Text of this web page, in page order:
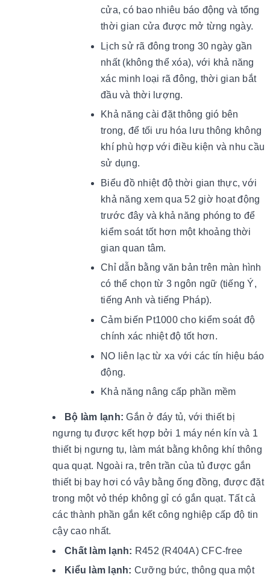
cửa, có bao nhiêu báo động và tổng
thời gian cửa được mở từng ngày.
Lịch sử rã đông trong 30 ngày gần
nhất (không thể xóa), với khả năng
xác minh loại rã đông, thời gian bắt
đầu và thời lượng.
Khả năng cài đặt thông gió bên
trong, để tối ưu hóa lưu thông không
khí phù hợp với điều kiện và nhu cầu
sử dụng.
Biểu đồ nhiệt độ thời gian thực, với
khả năng xem qua 52 giờ hoạt động
trước đây và khả năng phóng to để
kiểm soát tốt hơn một khoảng thời
gian quan tâm.
Chỉ dẫn bằng văn bản trên màn hình
có thể chọn từ 3 ngôn ngữ (tiếng Ý,
tiếng Anh và tiếng Pháp).
Cảm biến Pt1000 cho kiểm soát độ
chính xác nhiệt độ tốt hơn.
NO liên lạc từ xa với các tín hiệu báo
động.
Khả năng nâng cấp phần mềm
Bộ làm lạnh: Gắn ở đáy tủ, với thiết bị
ngưng tụ được kết hợp bởi 1 máy nén kín và 1
thiết bị ngưng tụ, làm mát bằng không khí thông
qua quạt. Ngoài ra, trên trần của tủ được gắn
thiết bị bay hơi có vây bằng ống đồng, được đặt
trong một vỏ thép không gỉ có gắn quạt. Tất cả
các thành phần gắn kết công nghiệp cấp độ tin
cậy cao nhất.
Chất làm lạnh: R452 (R404A) CFC-free
Kiểu làm lạnh: Cưỡng bức, thông qua một